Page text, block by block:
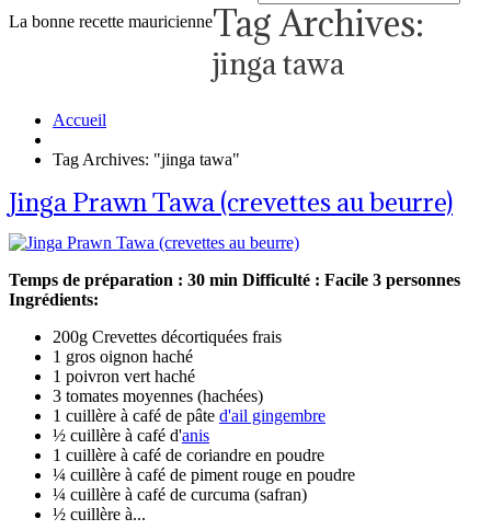
La bonne recette mauricienneTag Archives:
jinga tawa
Accueil
Tag Archives: "jinga tawa"
Jinga Prawn Tawa (crevettes au beurre)
Temps de préparation : 30 min Difficulté : Facile 3 personnes
Ingrédients:
200g Crevettes décortiquées frais
1 gros oignon haché
1 poivron vert haché
3 tomates moyennes (hachées)
1 cuillère à café de pâte d'ail gingembre
½ cuillère à café d'anis
1 cuillère à café de coriandre en poudre
¼ cuillère à café de piment rouge en poudre
¼ cuillère à café de curcuma (safran)
½ cuillère à...